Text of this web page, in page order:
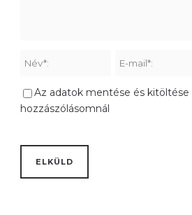
Az adatok mentése és kitöltése
hozzászólásomnál